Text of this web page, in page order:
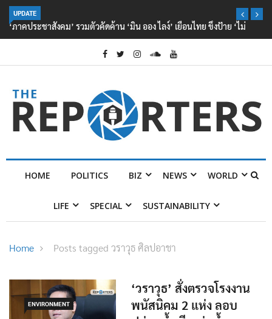
UPDATE
‘ภาคประชาสังคม’ รวมตัวคัดค้าน ‘มิน ออง ไลง์’ เยือนไทย ขึงป้าย ‘ไม่
ต้อนรับอาชญากร’
ENVIRONMENT
‘วราวุธ’ สั่งตรวจโรงงาน